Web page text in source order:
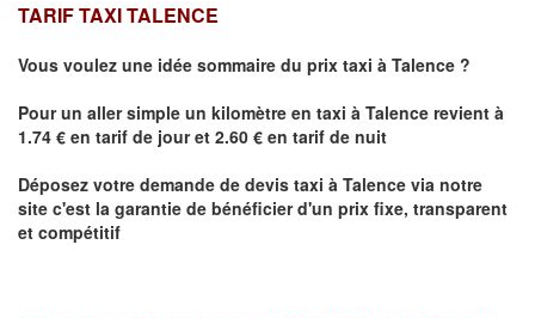
TARIF TAXI TALENCE
Vous voulez une idée sommaire du prix taxi à Talence ?
Pour un aller simple un kilomètre en taxi à Talence revient à
1.74 € en tarif de jour et 2.60 € en tarif de nuit
Déposez votre demande de devis taxi à Talence via notre
site c'est la garantie de bénéficier d'un prix fixe, transparent
et compétitif